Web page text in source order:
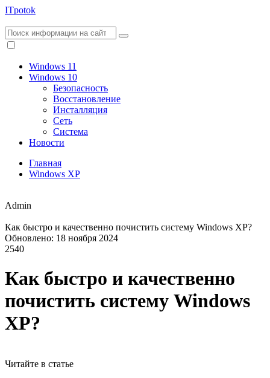
ITpotok
Windows 11
Windows 10
Безопасность
Восстановление
Инсталляция
Сеть
Система
Новости
Главная
Windows XP
Admin
Как быстро и качественно почистить систему Windows XP?
Обновлено: 18 ноября 2024
2540
Как быстро и качественно
почистить систему Windows
XP?
Читайте в статье